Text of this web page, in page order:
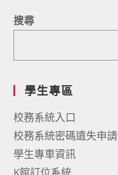
搜尋
學生專區
校務系統入口
校務系統密碼遺失申請
學生專車資訊